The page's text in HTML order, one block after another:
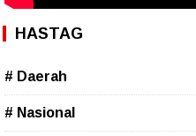
HASTAG
# Daerah
# Nasional